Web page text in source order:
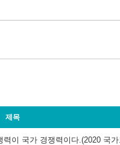
제목
이 국가 경쟁력이다.(2020 국